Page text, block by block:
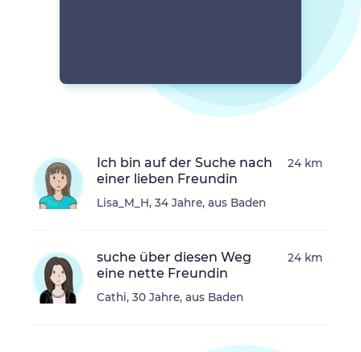
Ich bin auf der Suche nach
einer lieben Freundin
Lisa_M_H, 34 Jahre, aus Baden
24 km
suche über diesen Weg
eine nette Freundin
Cathi, 30 Jahre, aus Baden
24 km